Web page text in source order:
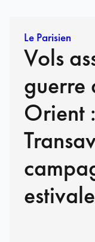
Le Parisien
Vols
guerre
Orient